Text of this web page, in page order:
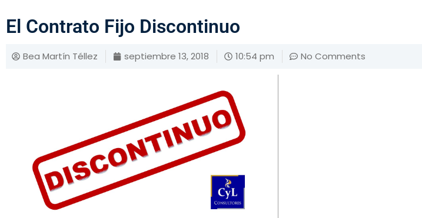
El Contrato Fijo Discontinuo
Bea Martín Téllez septiembre 13, 2018 10:54 pm No Comments